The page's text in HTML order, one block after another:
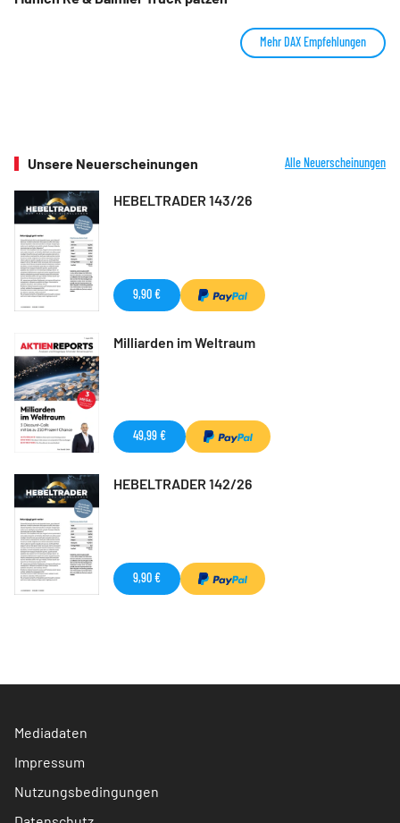
Mehr DAX Empfehlungen
Unsere Neuerscheinungen Alle Neuerscheinungen
HEBELTRADER 143/26
9,90 €
Milliarden im Weltraum
49,99 €
HEBELTRADER 142/26
9,90 €
Mediadaten
Impressum
Nutzungsbedingungen